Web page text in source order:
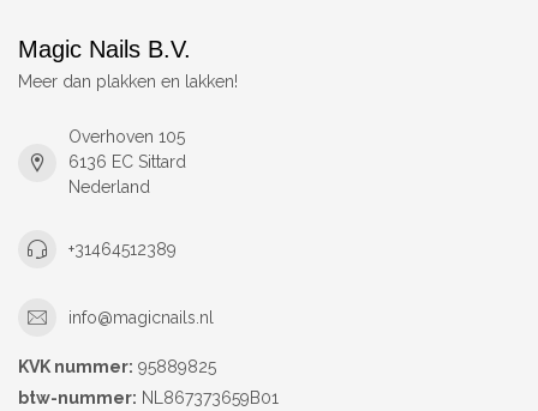
Magic Nails B.V.
Meer dan plakken en lakken!
Overhoven 105
6136 EC Sittard
Nederland
+31464512389
info@magicnails.nl
KVK nummer: 95889825
btw-nummer: NL867373659B01